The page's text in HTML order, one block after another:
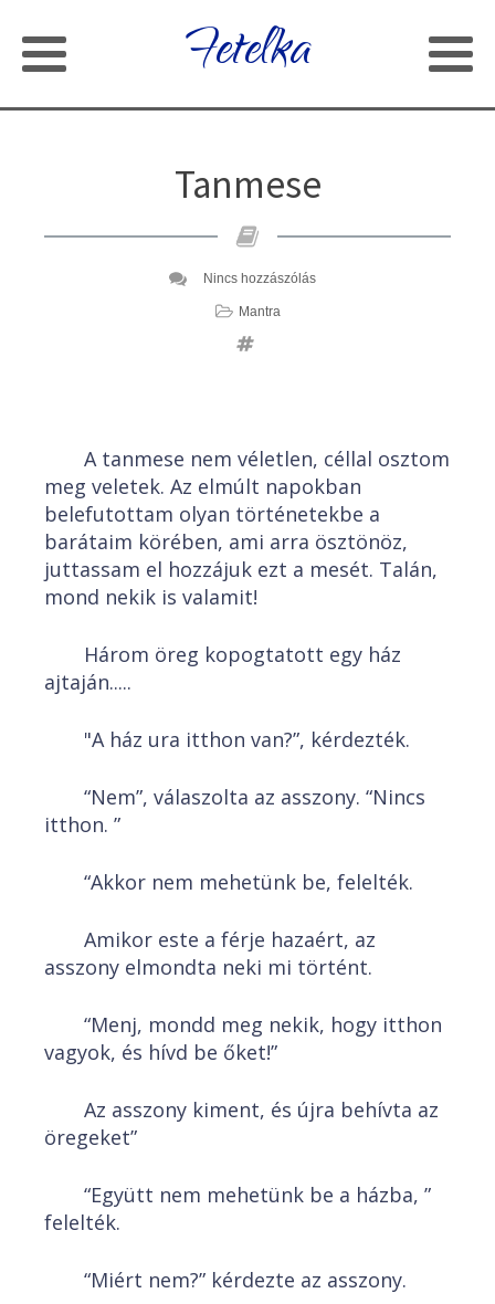
Fetelka
Tanmese
Nincs hozzászólás
Mantra
A tanmese nem véletlen, céllal osztom
meg veletek. Az elmúlt napokban
belefutottam olyan történetekbe a
barátaim körében, ami arra ösztönöz,
juttassam el hozzájuk ezt a mesét. Talán,
mond nekik is valamit!
Három öreg kopogtatott egy ház
ajtaján.....
"A ház ura itthon van?”, kérdezték.
“Nem”, válaszolta az asszony. “Nincs
itthon. ”
“Akkor nem mehetünk be, felelték.
Amikor este a férje hazaért, az
asszony elmondta neki mi történt.
“Menj, mondd meg nekik, hogy itthon
vagyok, és hívd be őket!”
Az asszony kiment, és újra behívta az
öregeket”
“Együtt nem mehetünk be a házba, ”
felelték.
“Miért nem?” kérdezte az asszony.